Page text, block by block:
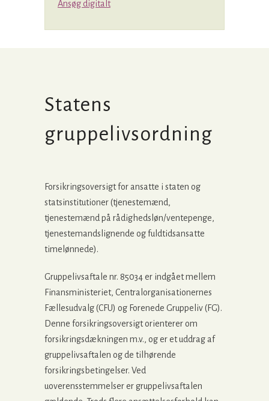
Ansøg digitalt
Statens
gruppelivsordning
Forsikringsoversigt for ansatte i staten og
statsinstitutioner (tjenestemænd,
tjenestemænd på rådighedsløn/ventepenge,
tjenestemandslignende og fuldtidsansatte
timelønnede).
Gruppelivsaftale nr. 85034 er indgået mellem
Finansministeriet, Centralorganisationernes
Fællesudvalg (CFU) og Forenede Gruppeliv (FG).
Denne forsikringsoversigt orienterer om
forsikringsdækningen m.v., og er et uddrag af
gruppelivsaftalen og de tilhørende
forsikringsbetingelser. Ved
uoverensstemmelser er gruppelivsaftalen